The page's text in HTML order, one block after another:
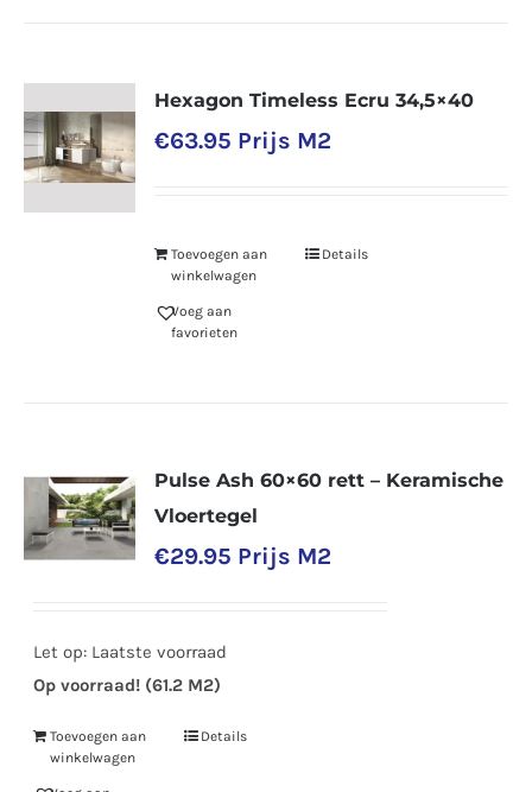
Hexagon Timeless Ecru 34,5×40
€63.95 Prijs M2
Toevoegen aan
winkelwagen
Details
Voeg aan
favorieten
Pulse Ash 60×60 rett – Keramische
Vloertegel
€29.95 Prijs M2
Let op: Laatste voorraad
Op voorraad! (61.2 M2)
Toevoegen aan
winkelwagen
Details